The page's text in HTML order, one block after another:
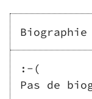
Biographie
:-(
Pas de